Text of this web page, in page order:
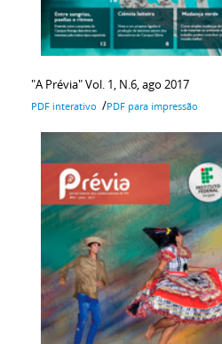
"A Prévia" Vol. 1, N.6, ago 2017
PDF interativo /PDF para impressão